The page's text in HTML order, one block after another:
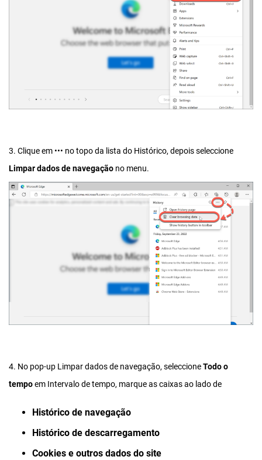
3. Clique em ••• no topo da lista do Histórico, depois seleccione
Limpar dados de navegação no menu.
4. No pop-up Limpar dados de navegação, seleccioneTodo o
tempoem Intervalo de tempo, marque as caixas ao lado de
Histórico de navegação
Histórico de descarregamento
Cookies e outros dados do site